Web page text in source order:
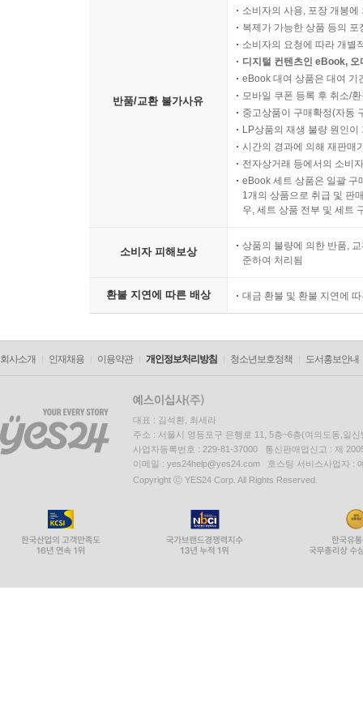
반품/교환 불가사유
소비자의 사용, 포장 개봉
복제가 가능한 상품 등의
소비자의 요청에 따라 개별
디지털 컨텐츠인 eBook,
eBook 대여 상품은 대여 기
모바일 쿠폰 등록 후 취소/
중고상품이 구매확정(자동
LP상품의 재생 불량 원인
시간의 경과에 의해 재판매
전자상거래 등에서의 소비
eBook 세트 상품은 일괄 구
1개의 상품으로 취급 및 판
우, 세트 상품 전부 및 세트
소비자 피해보상
상품의 불량에 의한 반품,
준하여 처리됨
환불 지연에 따른 배상 대금 환불 및 환불 지연에
회사소개 인재채용 이용약관 개인정보처리방침 청소년보호정책 도서홍보안내
대표 : 김석환, 최세라
주소 : 서울시 영등포구 은행로 11, 5층~6층(여의도동,일신
사업자등록번호 : 229-81-37000 통신판매업신고 : 제
이메일 : yes24help@yes24.com 호스팅 서비스사업자 :
Copyright ⓒ YES24 Corp. All Rights Reserved.